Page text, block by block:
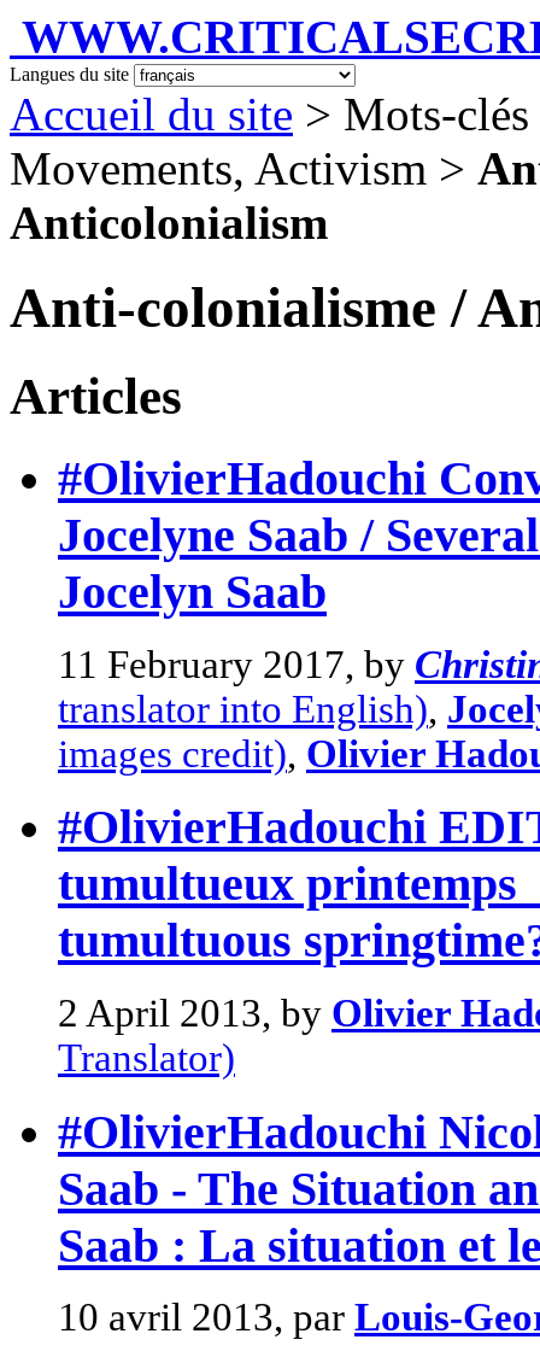
Langues du site
Accueil du site > Mots-
Movements, Activism >
Anticolonialism
Anti-colonialisme /
Articles
#OlivierHadouchi
Jocelyne Saab /
Jocelyn Saab
11 February 2017, by
translator into English),
images credit), Olivier
#OlivierHadouchi
tumultueux printemps
tumultuous
2 April 2013, by Olivier
Translator)
#OlivierHadouchi
Saab - The Situation
Saab : La situation et
10 avril 2013, par Louis-